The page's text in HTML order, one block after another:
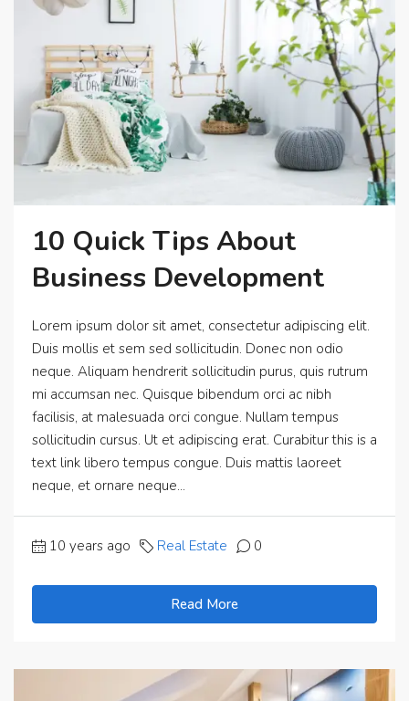
10 Quick Tips About
Business Development
Lorem ipsum dolor sit amet, consectetur adipiscing elit.
Duis mollis et sem sed sollicitudin. Donec non odio
neque. Aliquam hendrerit sollicitudin purus, quis rutrum
mi accumsan nec. Quisque bibendum orci ac nibh
facilisis, at malesuada orci congue. Nullam tempus
sollicitudin cursus. Ut et adipiscing erat. Curabitur this is a
text link libero tempus congue. Duis mattis laoreet
neque, et ornare neque...
10 years ago Real Estate 0
Read More